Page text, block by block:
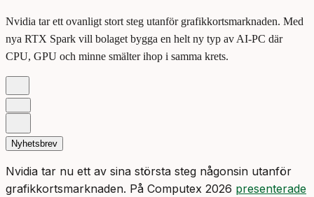
Nvidia tar ett ovanligt stort steg utanför grafikkortsmarknaden. Med
nya RTX Spark vill bolaget bygga en helt ny typ av AI-PC där
CPU, GPU och minne smälter ihop i samma krets.
Nyhetsbrev
Nvidia tar nu ett av sina största steg någonsin utanför
grafikkortsmarknaden. På Computex 2026 presenterade